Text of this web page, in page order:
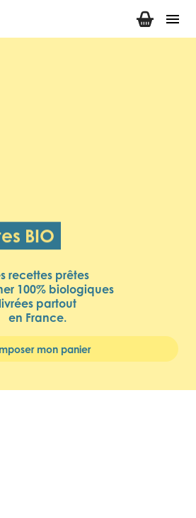
menu
BIO
recettes prêtes
100% biologiques
partout
en France.
mon panier